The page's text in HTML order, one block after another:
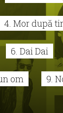
4. Mor după
6. Dai Dai
om 9.